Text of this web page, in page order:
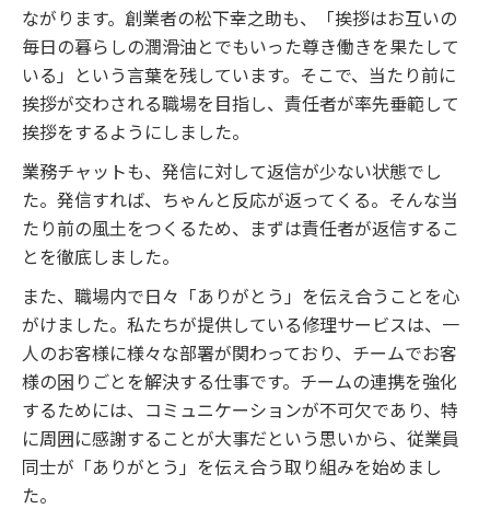
ながります。創業者の松下幸之助も、「挨拶はお互いの
毎日の暮らしの潤滑油とでもいった尊き働きを果たして
いる」という言葉を残しています。そこで、当たり前に
挨拶が交わされる職場を目指し、責任者が率先垂範して
挨拶をするようにしました。
業務チャットも、発信に対して返信が少ない状態でし
た。発信すれば、ちゃんと反応が返ってくる。そんな当
たり前の風土をつくるため、まずは責任者が返信するこ
とを徹底しました。
また、職場内で日々「ありがとう」を伝え合うことを心
がけました。私たちが提供している修理サービスは、一
人のお客様に様々な部署が関わっており、チームでお客
様の困りごとを解決する仕事です。チームの連携を強化
するためには、コミュニケーションが不可欠であり、特
に周囲に感謝することが大事だという思いから、従業員
同士が「ありがとう」を伝え合う取り組みを始めまし
た。